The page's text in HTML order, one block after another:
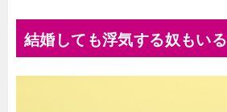
結婚しても浮気する奴もいる